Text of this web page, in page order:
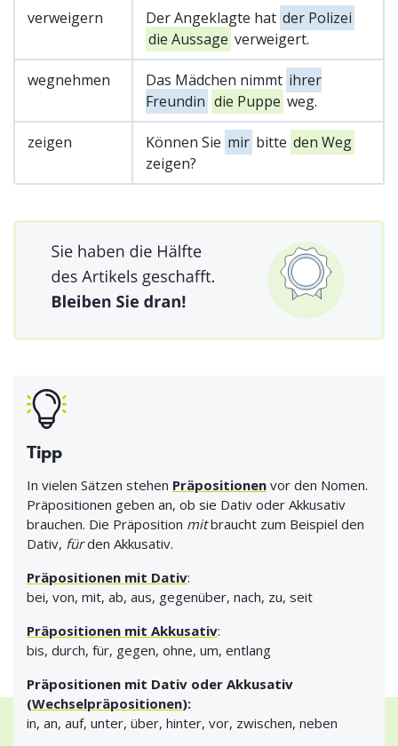
verweigern Der Angeklagte hat der Polizei
die Aussage verweigert.
wegnehmen Das Mädchen nimmt ihrer
Freundin die Puppe weg.
zeigen Können Sie mir bitte den Weg
zeigen?
Tipp
In vielen Sätzen stehen Präpositionen vor den Nomen.
Präpositionen geben an, ob sie Dativ oder Akkusativ
brauchen. Die Präposition mitbraucht zum Beispiel den
Dativ, fürden Akkusativ.
Präpositionen mit Dativ:
bei, von, mit, ab, aus, gegenüber, nach, zu, seit
Präpositionen mit Akkusativ:
bis, durch, für, gegen, ohne, um, entlang
Präpositionen mit Dativ oder Akkusativ
(Wechselpräpositionen):
in, an, auf, unter, über, hinter, vor, zwischen, neben